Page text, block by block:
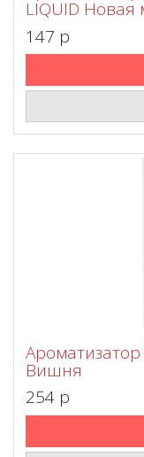
LIQUID
147 p
Ароматизатор
Вишня
254 p